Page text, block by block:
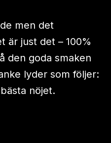
men det
är just det – 100%
den goda smaken
lyder som följer:
nöjet.